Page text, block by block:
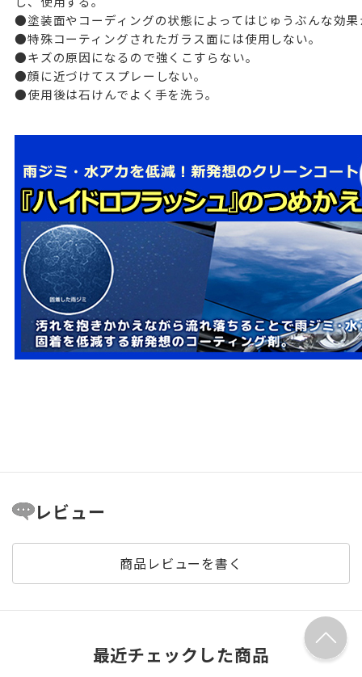
●塗装面やコーディングの状態によってはじゅうぶんな効
●特殊コーティングされたガラス面には使用しない。
●キズの原因になるので強くこすらない。
●顔に近づけてスプレーしない。
●使用後は石けんでよく手を洗う。
レビュー
商品レビューを書く
最近チェックした商品